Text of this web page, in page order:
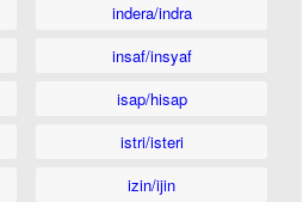
indera/indra
insaf/insyaf
isap/hisap
istri/isteri
izin/ijin